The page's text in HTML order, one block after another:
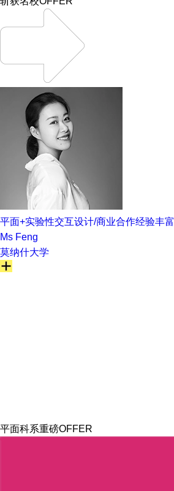
平面+实验性交互设计/商业合作经验丰富
Ms Feng
莫纳什大学
平面科系重磅OFFER